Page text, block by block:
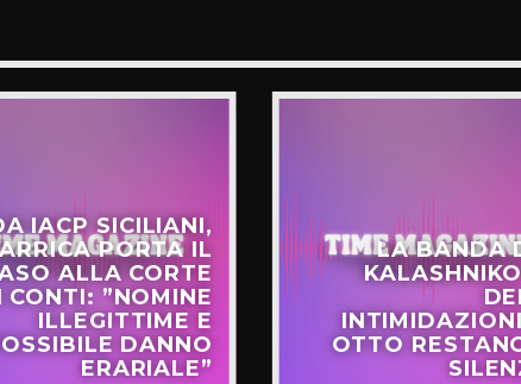
IACP SICILIANI,
PORTA IL
ALLA CORTE
CONTI: ”NOMINE
ILLEGITTIME E
DANNO
ERARIALE”
LA BANDA
OTTO